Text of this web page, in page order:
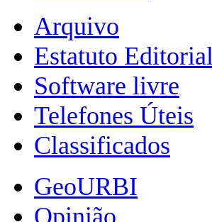
Arquivo
Estatuto Editorial
Software livre
Telefones Úteis
Classificados
GeoURBI
Opinião